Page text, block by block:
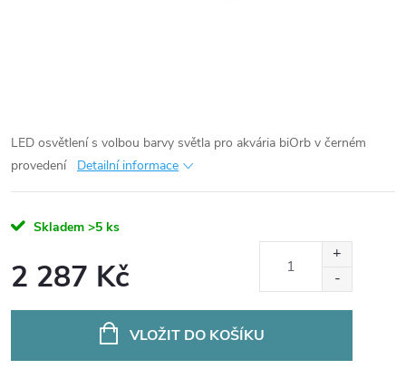
LED osvětlení s volbou barvy světla pro akvária biOrb v černém
provedení
Detailní informace
Skladem >5 ks
2 287 Kč
VLOŽIT DO KOŠÍKU